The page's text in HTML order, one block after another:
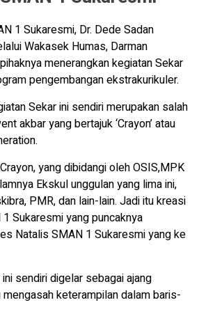
1 Sukaresmi, Dr. Dede Sadan
Wakasek Humas, Darman
menerangkan kegiatan Sekar
pengembangan ekstrakurikuler.
Sekar ini sendiri merupakan salah
akbar yang bertajuk ‘Crayon’ atau
yang dibidangi oleh OSIS,MPK
Ekskul unggulan yang lima ini,
PMR, dan lain-lain. Jadi itu kreasi
Sukaresmi yang puncaknya
Natalis SMAN 1 Sukaresmi yang ke
sendiri digelar sebagai ajang
keterampilan dalam baris-